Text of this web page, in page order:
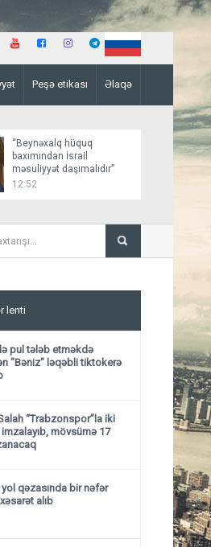
Peşə etikası Əlaqə
“Beynəxalq hüquq
baxımından İsrail
məsuliyyət daşımalıdır”
12:52
avro
Hacıqabulda yol
lenti
pul tələb etməkdə
"Bəniz" ləqəbli tiktokerə
“Trabzonspor”la iki
mövsümə 17
qəzasında bir nəfər
alıb